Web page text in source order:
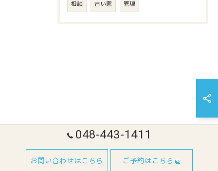
相談 古い家 管理
048-443-1411
お問い合わせはこちら ご予約はこちら